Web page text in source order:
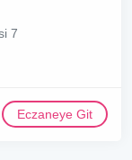
7
Eczaneye Git